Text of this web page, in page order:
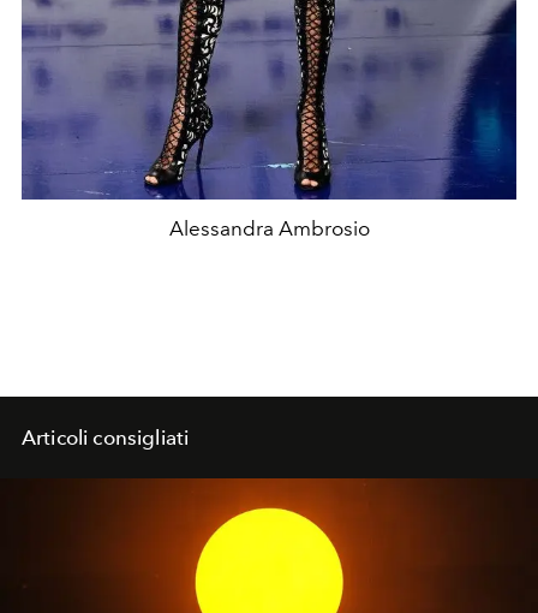
Alessandra Ambrosio
Articoli consigliati